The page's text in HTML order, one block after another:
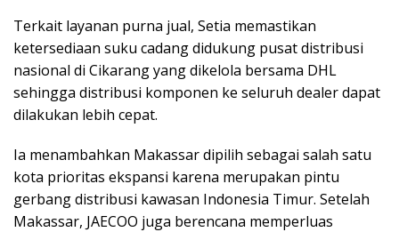
Terkait layanan purna jual, Setia memastikan
ketersediaan suku cadang didukung pusat distribusi
nasional di Cikarang yang dikelola bersama DHL
sehingga distribusi komponen ke seluruh dealer dapat
dilakukan lebih cepat.
Ia menambahkan Makassar dipilih sebagai salah satu
kota prioritas ekspansi karena merupakan pintu
gerbang distribusi kawasan Indonesia Timur. Setelah
Makassar, JAECOO juga berencana memperluas